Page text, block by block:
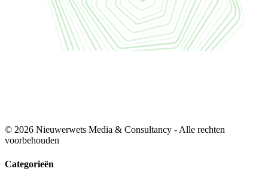
© 2026 Nieuwerwets Media & Consultancy - Alle rechten
voorbehouden
Categorieën